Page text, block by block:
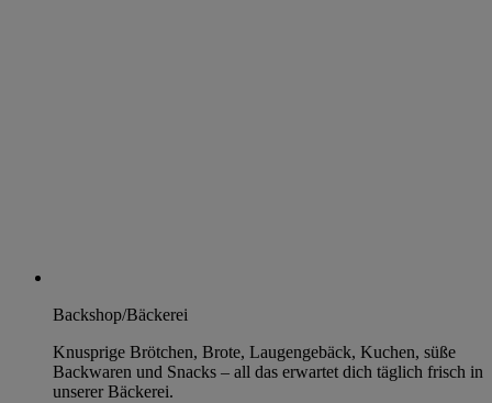
Backshop/Bäckerei
Knusprige Brötchen, Brote, Laugengebäck, Kuchen, süße
Backwaren und Snacks – all das erwartet dich täglich frisch in
unserer Bäckerei.